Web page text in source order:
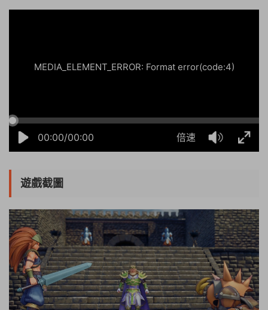
00:00/00:00 倍速
MEDIA_ELEMENT_ERROR: Format error(code:4)
遊戲截圖